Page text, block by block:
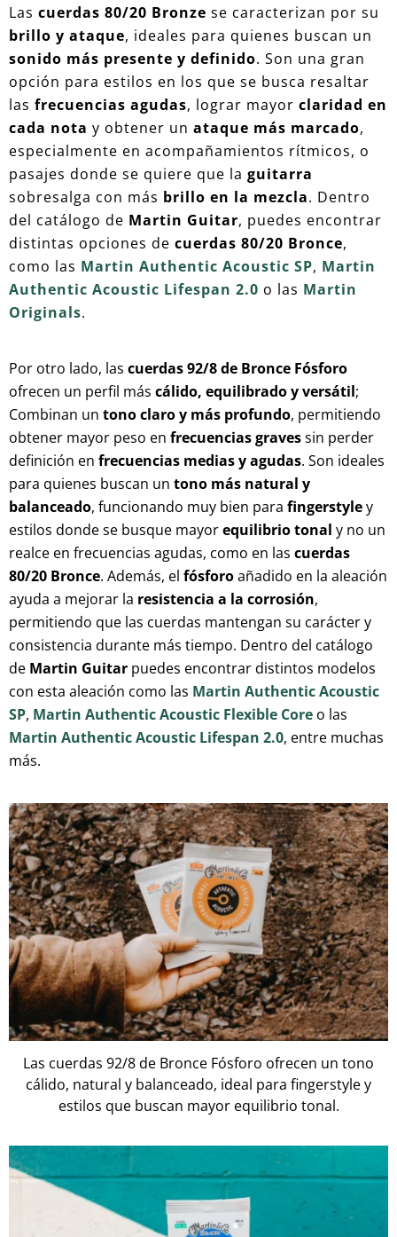
Las cuerdas 80/20 Bronze se caracterizan por su
brillo y ataque, ideales para quienes buscan un
sonido más presente y definido. Son una gran
opción para estilos en los que se busca resaltar
las frecuencias agudas, lograr mayor claridad en
cada nota y obtener un ataque más marcado,
especialmente en acompañamientos rítmicos, o
pasajes donde se quiere que la guitarra
sobresalga con más brillo en la mezcla. Dentro
del catálogo de Martin Guitar, puedes encontrar
distintas opciones de cuerdas 80/20 Bronce,
como las Martin Authentic Acoustic SP, Martin
Authentic Acoustic Lifespan 2.0 o las Martin
Originals.
Por otro lado, las cuerdas 92/8 de Bronce Fósforo
ofrecen un perfil más cálido, equilibrado y versátil;
Combinan un tono claro y más profundo, permitiendo
obtener mayor peso en frecuencias gravessin perder
definición en frecuencias medias y agudas. Son ideales
para quienes buscan un tono más natural y
balanceado, funcionando muy bien para fingerstyley
estilos donde se busque mayorequilibrio tonal y no un
realce en frecuencias agudas, como en las cuerdas
80/20 Bronce. Además, el fósforoañadido en la aleación
ayuda a mejorar la resistencia a la corrosión,
permitiendo que las cuerdas mantengan su carácter y
consistencia durante más tiempo. Dentro del catálogo
de Martin Guitar puedes encontrar distintos modelos
con esta aleación como las Martin Authentic Acoustic
SP, Martin Authentic Acoustic Flexible Core o las
Martin Authentic Acoustic Lifespan 2.0, entre muchas
más.
Las cuerdas 92/8 de Bronce Fósforo ofrecen un tono
cálido, natural y balanceado, ideal para fingerstyle y
estilos que buscan mayor equilibrio tonal.